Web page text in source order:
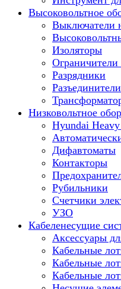
Высоковольтное
Выключатели
Изоляторы
Разрядники
Разъединители
Низковольтное
Hyundai
Дифавтоматы
Контакторы
Рубильники
Счетчики
УЗО
Кабеленесущие
Аксессуары
Кабельные
Кабельные
Кабельные